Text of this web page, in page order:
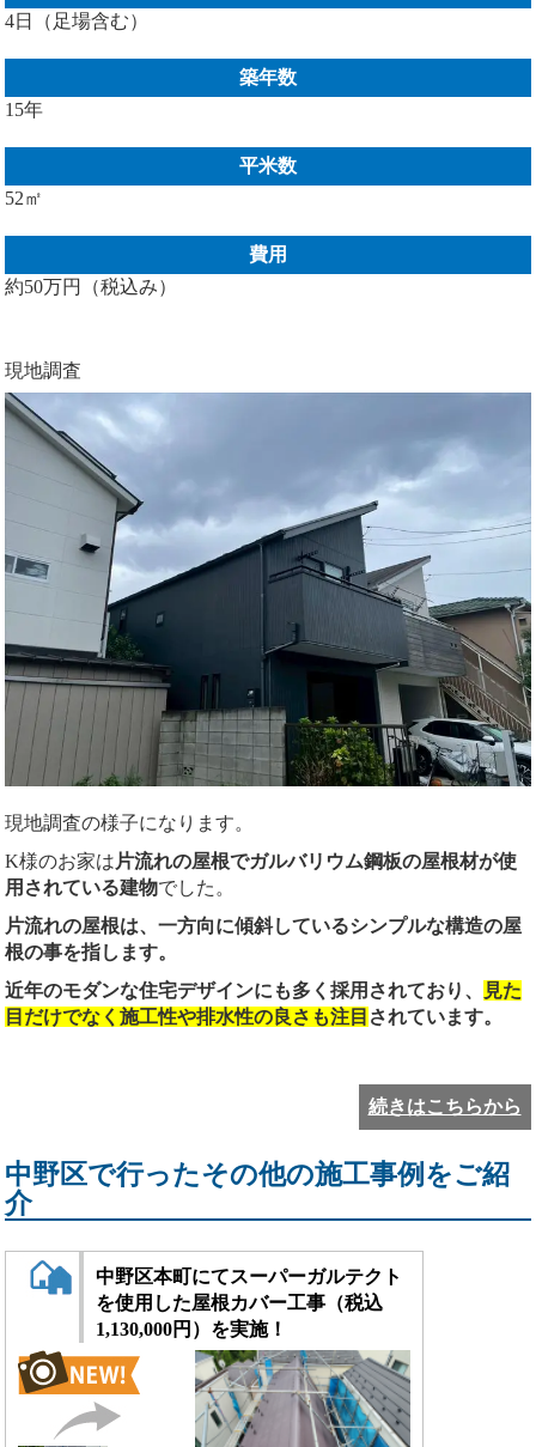
4日（足場含む）
築年数
15年
平米数
52㎡
費用
約50万円（税込み）
現地調査
現地調査の様子になります。
K様のお家は 片流れの屋根でガルバリウム鋼板の屋根材が使
用されている建物でした。
片流れの屋根は、一方向に傾斜しているシンプルな構造の屋
根の事を指します。
近年のモダンな住宅デザインにも多く採用されており、
見た
目だけでなく施工性や排水性の良さも注目 されています。
続きはこちらから
中野区で行ったその他の施工事例をご紹
介
中野区本町にてスーパーガルテクト
を使用した屋根カバー工事（税込
1,130,000円）を実施！